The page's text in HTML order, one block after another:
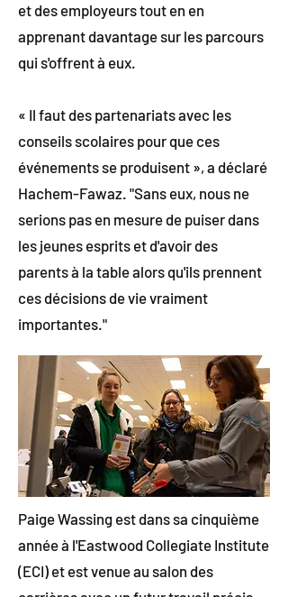
et des employeurs tout en en
apprenant davantage sur les parcours
qui s'offrent à eux.
« Il faut des partenariats avec les
conseils scolaires pour que ces
événements se produisent », a déclaré
Hachem-Fawaz. "Sans eux, nous ne
serions pas en mesure de puiser dans
les jeunes esprits et d'avoir des
parents à la table alors qu'ils prennent
ces décisions de vie vraiment
importantes."
Paige Wassing est dans sa cinquième
année à l'Eastwood Collegiate Institute
(ECI) et est venue au salon des